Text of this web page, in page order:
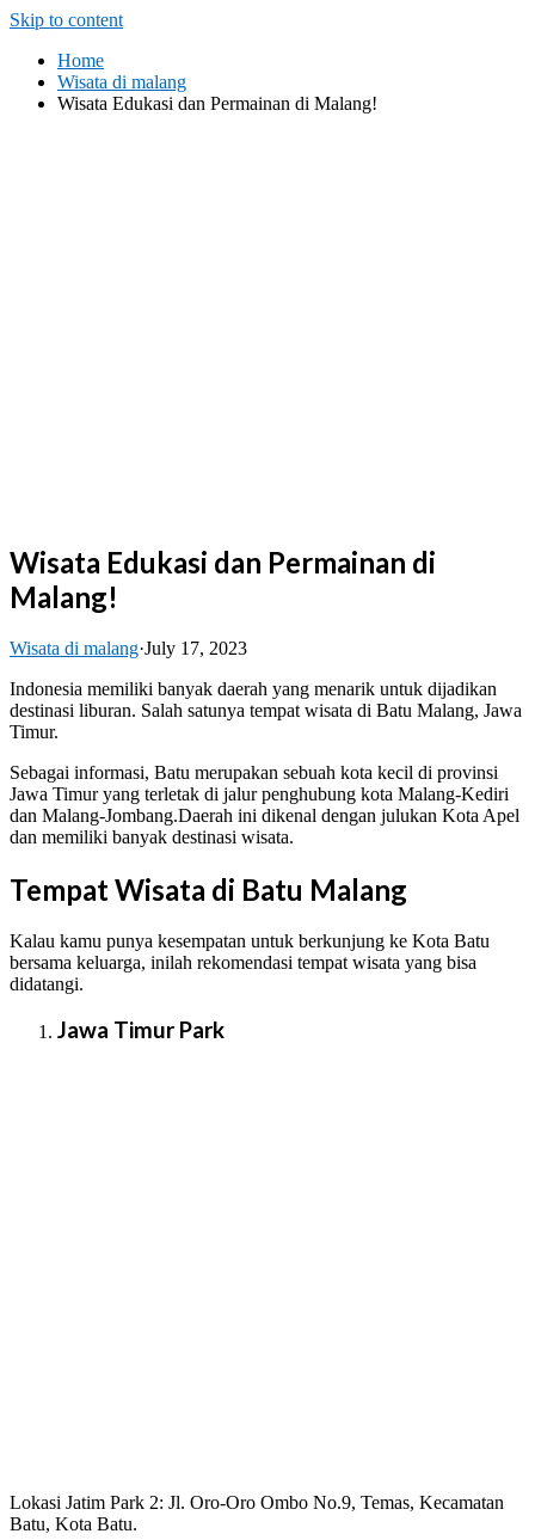
Skip to content
Home
Wisata di malang
Wisata Edukasi dan Permainan di Malang!
Wisata Edukasi dan Permainan di
Malang!
Wisata di malang·July 17, 2023
Indonesia memiliki banyak daerah yang menarik untuk dijadikan
destinasi liburan. Salah satunya tempat wisata di Batu Malang, Jawa
Timur.
Sebagai informasi, Batu merupakan sebuah kota kecil di provinsi
Jawa Timur yang terletak di jalur penghubung kota Malang-Kediri
dan Malang-Jombang.Daerah ini dikenal dengan julukan Kota Apel
dan memiliki banyak destinasi wisata.
Tempat Wisata di Batu Malang
Kalau kamu punya kesempatan untuk berkunjung ke Kota Batu
bersama keluarga, inilah rekomendasi tempat wisata yang bisa
didatangi.
Jawa Timur Park
Lokasi Jatim Park 2: Jl. Oro-Oro Ombo No.9, Temas, Kecamatan
Batu, Kota Batu.